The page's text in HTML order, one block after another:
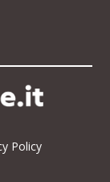
Policy